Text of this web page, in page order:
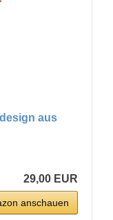
aus
29,00 EUR
anschauen